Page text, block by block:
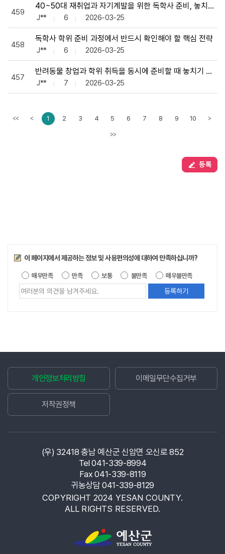
459
40~50대 재취업과 자기계발을 위한 독학사 준비, 놓치기
J** 6 2026-03-25
458
독학사 학위 준비 과정에서 반드시 확인해야 할 핵심 전략
J** 6 2026-03-25
457
반려동물 창업과 학위 취득을 동시에 준비할 때 놓치기 쉬운
J** 7 2026-03-25
<< < 1 2 3 4 5 6 7 8 9 10 >
>>
등록
만족도조사
이 페이지에서 제공하는 정보 및 사용편의성에 대하여 만족하십니까?
매우만족 만족 보통 불만족 매우불만족
개인정보처리방침 이메일무단수집거부
저작권정책
(우) 32418 충남 예산군 신암면 오신로 852
Tel 041-339-8994
Fax 041-339-8119
귀농상담 041-339-8129
COPYRIGHT 2024 YESAN COUNTY.
ALL RIGHTS RESERVED.